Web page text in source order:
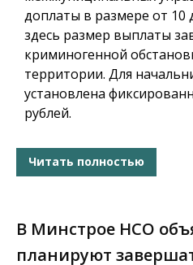
доплаты в размере от 10
здесь размер выплаты
криминогенной
территории. Для
установлена
рублей.
Читать полностью
В Минстрое НСО
планируют